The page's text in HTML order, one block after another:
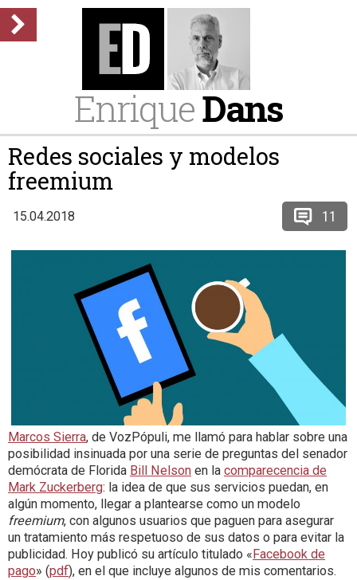
EnriqueDans
Redes sociales y modelos
freemium
15.04.2018 11
Marcos Sierra, de VozPópuli, me llamó para hablar sobre una
posibilidad insinuada por una serie de preguntas del senador
demócrata de Florida Bill Nelson en la comparecencia de
Mark Zuckerberg: la idea de que sus servicios puedan, en
algún momento, llegar a plantearse como un modelo
freemium, con algunos usuarios que paguen para asegurar
un tratamiento más respetuoso de sus datos o para evitar la
publicidad. Hoy publicó su artículo titulado « Facebook de
pago» (pdf), en el que incluye algunos de mis comentarios.